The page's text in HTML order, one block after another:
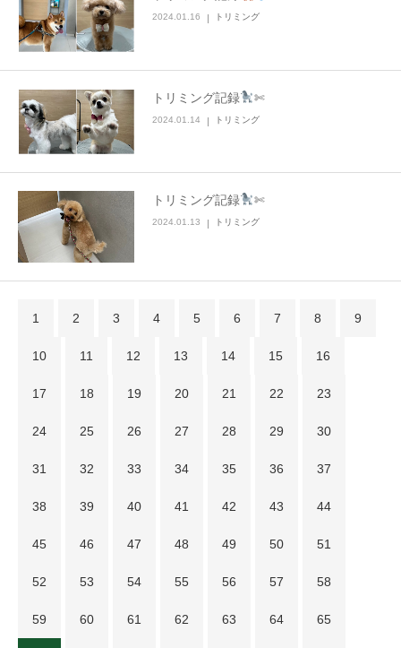
2024.01.16 トリミング
トリミング記録 ✄
2024.01.14 トリミング
トリミング記録 ✄
2024.01.13 トリミング
1 2 3 4 5 6 7 8 9
10 11 12 13 14 15 16
17 18 19 20 21 22 23
24 25 26 27 28 29 30
31 32 33 34 35 36 37
38 39 40 41 42 43 44
45 46 47 48 49 50 51
52 53 54 55 56 57 58
59 60 61 62 63 64 65